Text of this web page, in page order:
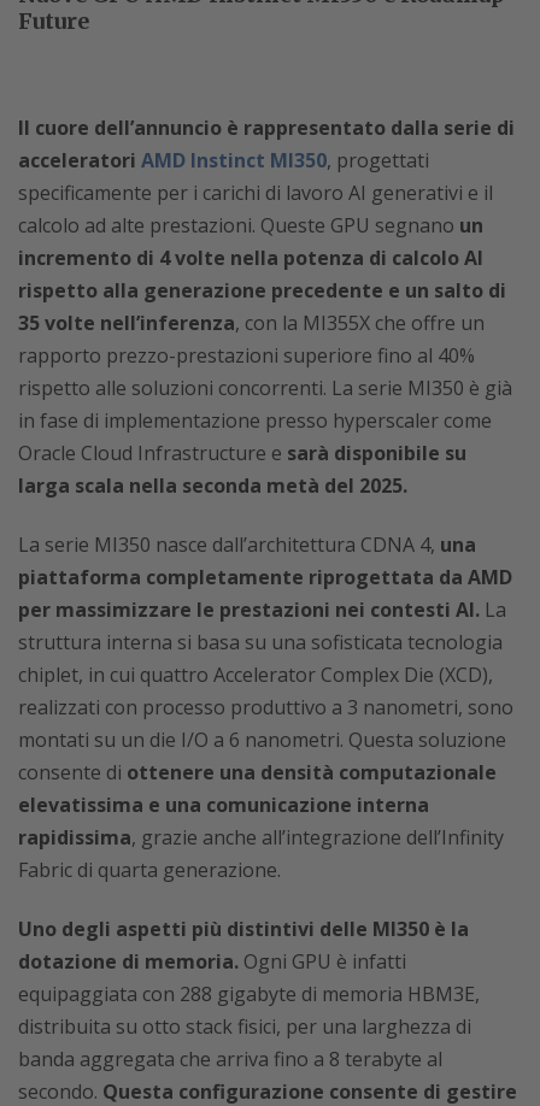
Future
Il cuore dell’annuncio è rappresentato dalla serie di
acceleratori AMD Instinct MI350, progettati
specificamente per i carichi di lavoro AI generativi e il
calcolo ad alte prestazioni. Queste GPU segnano un
incremento di 4 volte nella potenza di calcolo AI
rispetto alla generazione precedente e un salto di
35 volte nell’inferenza, con la MI355X che offre un
rapporto prezzo-prestazioni superiore fino al 40%
rispetto alle soluzioni concorrenti. La serie MI350 è già
in fase di implementazione presso hyperscaler come
Oracle Cloud Infrastructure e sarà disponibile su
larga scala nella seconda metà del 2025.
La serie MI350 nasce dall’architettura CDNA 4, una
piattaforma completamente riprogettata da AMD
per massimizzare le prestazioni nei contesti AI. La
struttura interna si basa su una sofisticata tecnologia
chiplet, in cui quattro Accelerator Complex Die (XCD),
realizzati con processo produttivo a 3 nanometri, sono
montati su un die I/O a 6 nanometri. Questa soluzione
consente di ottenere una densità computazionale
elevatissima e una comunicazione interna
rapidissima, grazie anche all’integrazione dell’Infinity
Fabric di quarta generazione.
Uno degli aspetti più distintivi delle MI350 è la
dotazione di memoria. Ogni GPU è infatti
equipaggiata con 288 gigabyte di memoria HBM3E,
distribuita su otto stack fisici, per una larghezza di
banda aggregata che arriva fino a 8 terabyte al
secondo. Questa configurazione consente di gestire